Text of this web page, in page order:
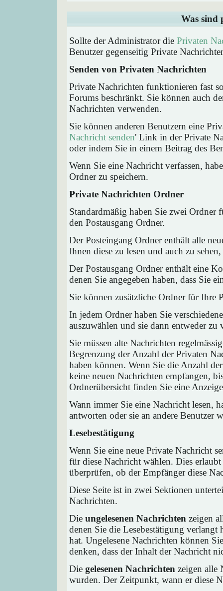
Was sind
Sollte der Administrator die Privaten
Benutzer gegenseitig Private
Senden von Privaten Nachrichten
Private Nachrichten funktionieren fast
Forums beschränkt. Sie können auch
Nachrichten verwenden.
Sie können anderen Benutzern eine
Nachricht senden' Link in der Private
oder indem Sie in einem Beitrag des
Wenn Sie eine Nachricht verfassen,
Ordner zu speichern.
Private Nachrichten Ordner
Standardmäßig haben Sie zwei Ordner
den Postausgang Ordner.
Der Posteingang Ordner enthält alle
Ihnen diese zu lesen und auch zu
Der Postausgang Ordner enthält eine
denen Sie angegeben haben, dass Sie
Sie können zusätzliche Ordner für Ihre
In jedem Ordner haben Sie
auszuwählen und sie dann entweder
Sie müssen alte Nachrichten
Begrenzung der Anzahl der Privaten
haben können. Wenn Sie die Anzahl
keine neuen Nachrichten empfangen,
Ordnerübersicht finden Sie eine
Wann immer Sie eine Nachricht lesen,
antworten oder sie an andere Benutzer
Lesebestätigung
Wenn Sie eine neue Private Nachricht
für diese Nachricht wählen. Dies
überprüfen, ob der Empfänger diese
Diese Seite ist in zwei Sektionen
Nachrichten.
Die ungelesenen Nachrichten zeigen
denen Sie die Lesebestätigung verlangt
hat. Ungelesene Nachrichten können
denken, dass der Inhalt der Nachricht
Die gelesenen Nachrichten zeigen alle
wurden. Der Zeitpunkt, wann er diese